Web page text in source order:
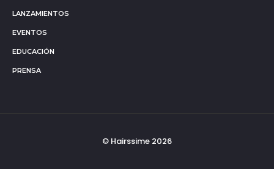
LANZAMIENTOS
EVENTOS
EDUCACIÓN
PRENSA
© Hairssime 2026